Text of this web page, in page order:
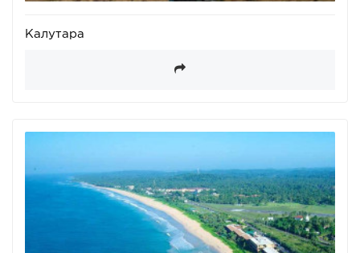
Калутара